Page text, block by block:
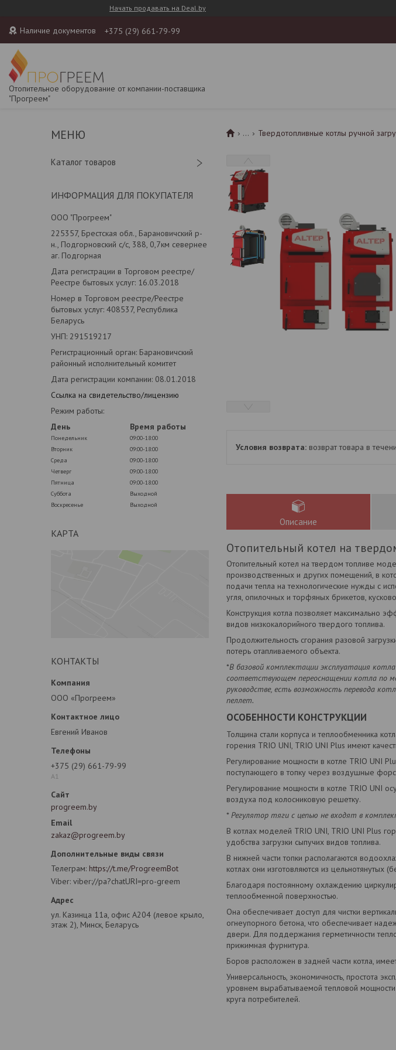
Начать продавать на Deal.by
Наличие документов +375 (29) 661-79-99
Отопительное оборудование от компании-поставщика
"Прогреем"
Каталог товаров
ИНФОРМАЦИЯ ДЛЯ ПОКУПАТЕЛЯ
ООО "Прогреем"
225357, Брестская обл., Барановичский р-
н., Подгорновский с/с, 388, 0,7км севернее
аг. Подгорная
Дата регистрации в Торговом реестре/
Реестре бытовых услуг: 16.03.2018
Номер в Торговом реестре/Реестре
бытовых услуг: 408537, Республика
Беларусь
УНП: 291519217
Регистрационный орган: Барановичский
районный исполнительный комитет
Дата регистрации компании: 08.01.2018
Ссылка на свидетельство/лицензию
Режим работы:
День
Время работы
Понедельник
09:00-18:00
Вторник
09:00-18:00
Среда
09:00-18:00
Четверг
09:00-18:00
Пятница
09:00-18:00
Суббота
Выходной
Воскресенье
Выходной
КАРТА
КОНТАКТЫ
ООО «Прогреем»
Евгений Иванов
+375 (29) 661-79-99
А1
progreem.by
zakaz@progreem.by
Телеграм https://t.me/ProgreemBot
Viber viber://pa?chatURI=pro-greem
ул. Казинца 11а, офис А204 (левое крыло,
этаж 2), Минск, Беларусь
... Твердотопливные котлы ручной
возврат товара в
Описание
Отопительный котел на
Отопительный котел на твердом топливе
производственных и других помещений, в
подачи тепла на технологические нужды с
угля, опилочных и торфяных брикетов,
Конструкция котла позволяет максимально
видов низкокалорийного твердого топлива.
Продолжительность сгорания разовой
потерь отапливаемого объекта.
*В базовой комплектации эксплуатация
соответствующем переоснащении котла по
руководстве, есть возможность перевода
пеллет.
ОСОБЕННОСТИ КОНСТРУКЦИИ
Толщина стали корпуса и теплообменника
горения TRIO UNI, TRIO UNI Plus имеют
Регулирование мощности в котле TRIO UNI
поступающего в топку через воздушные
Регулирование мощности в котле TRIO UNI
воздуха под колосниковую решетку.
*Регулятор тяги с цепью не входят в
В котлах моделей TRIO UNI, TRIO UNI Plus
удобства загрузки сыпучих видов топлива.
В нижней части топки располагаются
котлах они изготовляются из цельнотянутых
Благодаря постоянному охлаждению
теплообменной поверхностью.
Она обеспечивает доступ для чистки
огнеупорного бетона, что обеспечивает
двери. Для поддержания герметичности
прижимная фурнитура.
Боров расположен в задней части котла,
Универсальность, экономичность, простота
уровнем вырабатываемой тепловой
круга потребителей.